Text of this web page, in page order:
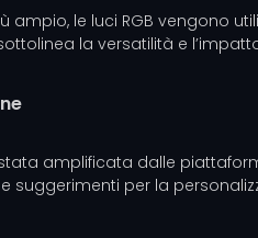
ampio, le luci RGB vengono
la versatilità e
stata amplificata dalle
suggerimenti per la